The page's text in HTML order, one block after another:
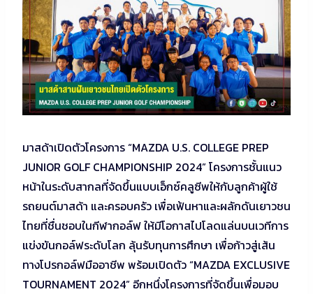
มาสด้าเปิดตัวโครงการ “MAZDA U.S. COLLEGE PREP
JUNIOR GOLF CHAMPIONSHIP 2024” โครงการชั้นแนว
หน้าในระดับสากลที่จัดขึ้นแบบเอ็กซ์คลูซีพให้กับลูกค้าผู้ใช้
รถยนต์มาสด้า และครอบครัว เพื่อเฟ้นหาและผลักดันเยาวชน
ไทยที่ชื่นชอบในกีฬากอล์ฟ ให้มีโอกาสไปโลดแล่นบนเวทีการ
แข่งขันกอล์ฟระดับโลก ลุ้นรับทุนการศึกษา เพื่อก้าวสู่เส้น
ทางโปรกอล์ฟมืออาชีพ พร้อมเปิดตัว “MAZDA EXCLUSIVE
TOURNAMENT 2024” อีกหนึ่งโครงการที่จัดขึ้นเพื่อมอบ